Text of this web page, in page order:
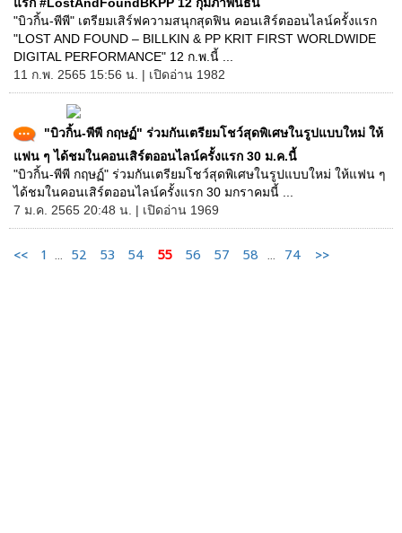
"บิวกิ้น-พีพี" เตรียมเสิร์ฟความสนุกสุดฟิน คอนเสิร์ตออนไลน์ครั้งแรก
"LOST AND FOUND – BILLKIN & PP KRIT FIRST WORLDWIDE
DIGITAL PERFORMANCE" 12 ก.พ.นี้ ...
11 ก.พ. 2565 15:56 น. | เปิดอ่าน 1982
"บิวกิ้น-พีพี กฤษฏ์" ร่วมกันเตรียมโชว์สุดพิเศษในรูปแบบใหม่ ให้
แฟน ๆ ได้ชมในคอนเสิร์ตออนไลน์ครั้งแรก 30 ม.ค.นี้
"บิวกิ้น-พีพี กฤษฏ์" ร่วมกันเตรียมโชว์สุดพิเศษในรูปแบบใหม่ ให้แฟน ๆ
ได้ชมในคอนเสิร์ตออนไลน์ครั้งแรก 30 มกราคมนี้ ...
7 ม.ค. 2565 20:48 น. | เปิดอ่าน 1969
<< 1 ... 52 53 54 55 56 57 58 ... 74 >>